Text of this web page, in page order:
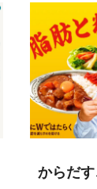
からだ